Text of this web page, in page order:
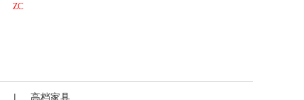
ZC
| 高档家具